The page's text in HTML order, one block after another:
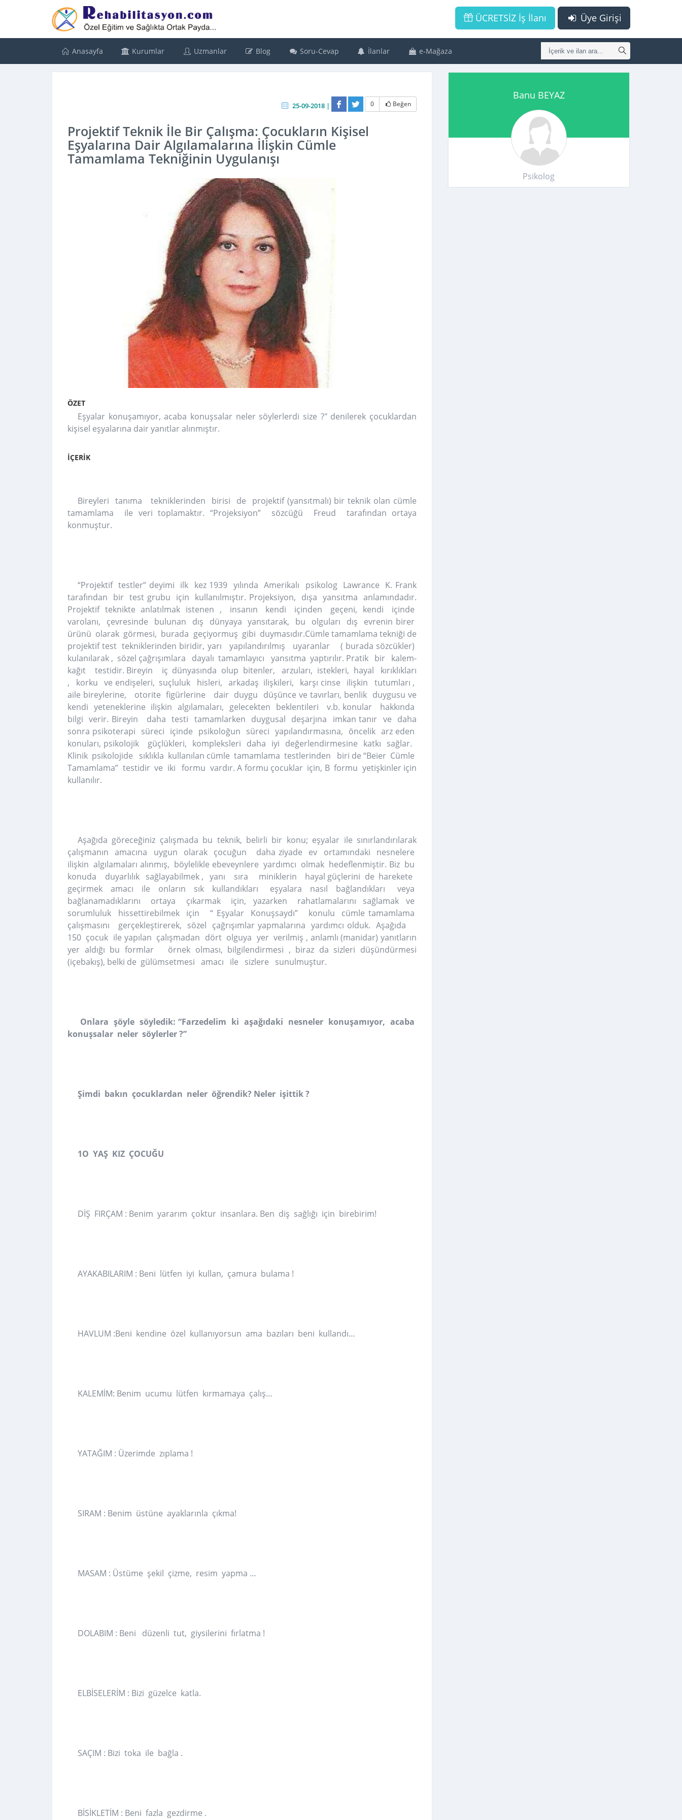
Üye Girişi
ÜCRETSİZ İş İlanı
Anasayfa Kurumlar Uzmanlar Blog Soru-Cevap İlanlar e-Mağaza
25-09-2018 | 0 Beğen
Projektif Teknik İle Bir Çalışma: Çocukların Kişisel
Eşyalarına Dair Algılamalarına İlişkin Cümle
Tamamlama Tekniğinin Uygulanışı
ÖZET
Eşyalar konuşamıyor, acaba konuşsalar neler söylerlerdi size ?" denilerek çocuklardan
kişisel eşyalarına dair yanıtlar alınmıştır.
İÇERİK
Bireyleri tanıma tekniklerinden birisi de projektif (yansıtmalı) bir teknik olan cümle
tamamlama ile veri toplamaktır. “Projeksiyon” sözcüğü Freud tarafından ortaya
konmuştur.
“Projektif testler” deyimi ilk kez 1939 yılında Amerikalı psikolog Lawrance K. Frank
tarafından bir test grubu için kullanılmıştır. Projeksiyon, dışa yansıtma anlamındadır.
Projektif teknikte anlatılmak istenen , insanın kendi içinden geçeni, kendi içinde
varolanı, çevresinde bulunan dış dünyaya yansıtarak, bu olguları dış evrenin birer
ürünü olarak görmesi, burada geçiyormuş gibi duymasıdır.Cümle tamamlama tekniği de
projektif test tekniklerinden biridir, yarı yapılandırılmış uyaranlar ( burada sözcükler)
kulanılarak , sözel çağrışımlara dayalı tamamlayıcı yansıtma yaptırılır. Pratik bir kalem-
kağıt testidir. Bireyin iç dünyasında olup bitenler, arzuları, istekleri, hayal kırıklıkları
, korku ve endişeleri, suçluluk hisleri, arkadaş ilişkileri, karşı cinse ilişkin tutumları ,
aile bireylerine, otorite figürlerine dair duygu düşünce ve tavırları, benlik duygusu ve
kendi yeteneklerine ilişkin algılamaları, gelecekten beklentileri v.b. konular hakkında
bilgi verir. Bireyin daha testi tamamlarken duygusal deşarjına imkan tanır ve daha
sonra psikoterapi süreci içinde psikoloğun süreci yapılandırmasına, öncelik arz eden
konuları, psikolojik güçlükleri, kompleksleri daha iyi değerlendirmesine katkı sağlar.
Klinik psikolojide sıklıkla kullanılan cümle tamamlama testlerinden biri de “Beier Cümle
Tamamlama” testidir ve iki formu vardır. A formu çocuklar için, B formu yetişkinler için
kullanılır.
Aşağıda göreceğiniz çalışmada bu teknik, belirli bir konu; eşyalar ile sınırlandırılarak
çalışmanın amacına uygun olarak çocuğun daha ziyade ev ortamındaki nesnelere
ilişkin algılamaları alınmış, böylelikle ebeveynlere yardımcı olmak hedeflenmiştir. Biz bu
konuda duyarlılık sağlayabilmek , yanı sıra miniklerin hayal güçlerini de harekete
geçirmek amacı ile onların sık kullandıkları eşyalara nasıl bağlandıkları veya
bağlanamadıklarını ortaya çıkarmak için, yazarken rahatlamalarını sağlamak ve
sorumluluk hissettirebilmek için “ Eşyalar Konuşsaydı” konulu cümle tamamlama
çalışmasını gerçekleştirerek, sözel çağrışımlar yapmalarına yardımcı olduk. Aşağıda
150 çocuk ile yapılan çalışmadan dört olguya yer verilmiş , anlamlı (manidar) yanıtların
yer aldığı bu formlar örnek olması, bilgilendirmesi , biraz da sizleri düşündürmesi
(içebakış), belki de gülümsetmesi amacı ile sizlere sunulmuştur.
Onlara şöyle söyledik: “Farzedelim ki aşağıdaki nesneler konuşamıyor, acaba
konuşsalar neler söylerler ?”
Şimdi bakın çocuklardan neler öğrendik? Neler işittik ?
1O YAŞ KIZ ÇOCUĞU
DİŞ FIRÇAM : Benim yararım çoktur insanlara. Ben diş sağlığı için birebirim!
AYAKABILARIM : Beni lütfen iyi kullan, çamura bulama !
HAVLUM :Beni kendine özel kullanıyorsun ama bazıları beni kullandı…
KALEMİM: Benim ucumu lütfen kırmamaya çalış…
YATAĞIM : Üzerimde zıplama !
SIRAM : Benim üstüne ayaklarınla çıkma!
MASAM : Üstüme şekil çizme, resim yapma …
DOLABIM : Beni düzenli tut, giysilerini fırlatma !
ELBİSELERİM : Bizi güzelce katla.
SAÇIM : Bizi toka ile bağla .
BİSİKLETİM : Beni fazla gezdirme .
Banu BEYAZ
Psikolog